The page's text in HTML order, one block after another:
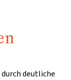
deutliche